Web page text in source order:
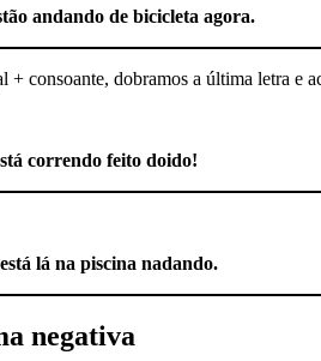
andando de bicicleta agora.
consoante, dobramos a última letra e
correndo feito doido!
lá na piscina nadando.
negativa